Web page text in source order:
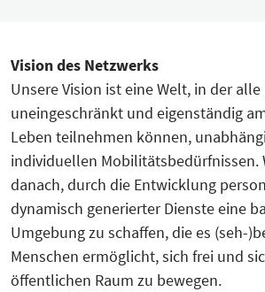
Vision des Netzwerks
Unsere Vision ist eine Welt, in der alle
uneingeschränkt und eigenständig
Leben teilnehmen können,
individuellen Mobilitätsbedürfnissen.
danach, durch die Entwicklung
dynamisch generierter Dienste eine
Umgebung zu schaffen, die es (seh-
Menschen ermöglicht, sich frei und
öffentlichen Raum zu bewegen.
DualStrat (ausgelaufen)
KoTeBi (ausgelaufen)
progressivKI (ausgelaufen)
Website-Check OWL